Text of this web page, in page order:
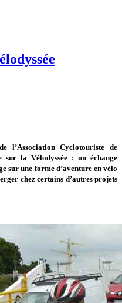
l’Association Cyclotouriste de
sur la Vélodyssée : un échange
sur une forme d’aventure en vélo
chez certains d’autres projets